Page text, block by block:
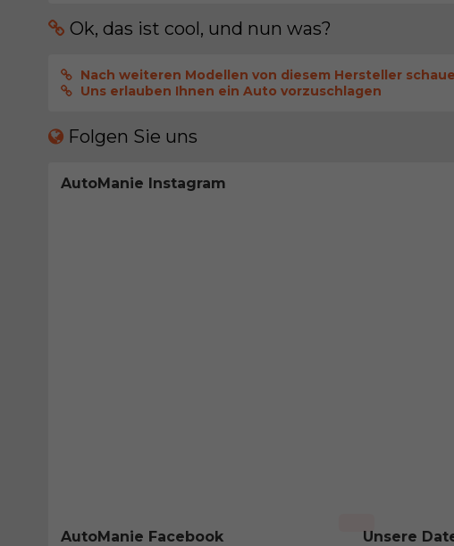
Ok, das ist cool, und nun was?
Nach weiteren Modellen von diesem Hersteller
Uns erlauben Ihnen ein Auto vorzuschlagen
Folgen Sie uns
AutoManie Instagram
AutoManie Facebook Unsere